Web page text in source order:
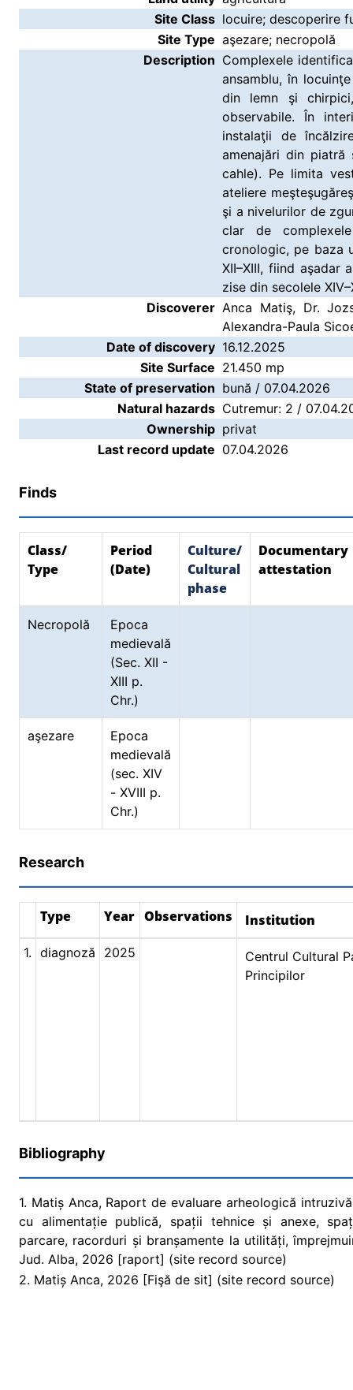
Site Class locuire; descoperire
Site Type aşezare; necropolă
Description Complexele
ansamblu, în
din lemn şi
observabile. În
instalaţii de
amenajări din
cahle). Pe limita
ateliere
şi a nivelurilor de
clar de
cronologic, pe baza
XII–XIII, fiind aşadar
zise din secolele
Discoverer Anca Matiş, Dr.
Alexandra-Paula
Date of discovery 16.12.2025
Site Surface 21.450 mp
State of preservation bună / 07.04.2026
Natural hazards Cutremur: 2 /
Ownership privat
Last record update 07.04.2026
Finds
Class/
Type
Period
(Date)
Culture/
Cultural
phase
Documentary
attestation
Necropolă
Epoca
medievală
(Sec. XII -
XIII p.
Chr.)
aşezare
Epoca
medievală
(sec. XIV
- XVIII p.
Chr.)
Research
Type Year Observations Institution
1. diagnoză 2025
Centrul Cultural
Principilor
Bibliography
1. Matiș Anca, Raport de evaluare arheologică
cu alimentație publică, spații tehnice și anexe,
parcare, racorduri și branșamente la utilități,
Jud. Alba, 2026 [raport] (site record source)
2. Matiș Anca, 2026 [Fişă de sit] (site record source)